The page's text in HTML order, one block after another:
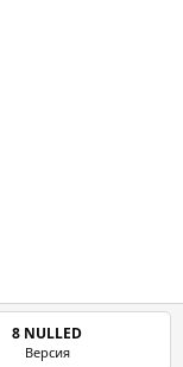
8 NULLED
Версия